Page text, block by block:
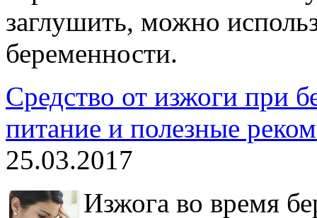
заглушить, можно
беременности.
Средство от изжоги при
питание и полезные
25.03.2017
Изжога во время